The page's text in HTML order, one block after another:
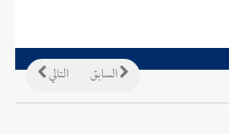
التالي السابق